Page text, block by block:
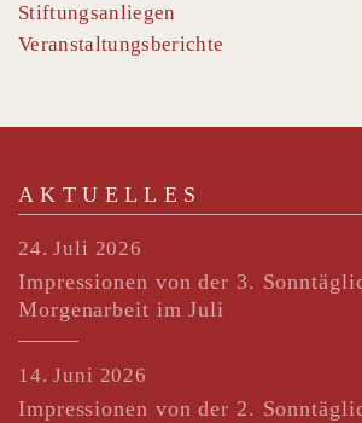
Stiftungsanliegen
Veranstaltungsberichte
AKTUELLES
24. Juli 2026
Impressionen von der 3.
Morgenarbeit im Juli
14. Juni 2026
Impressionen von der 2.